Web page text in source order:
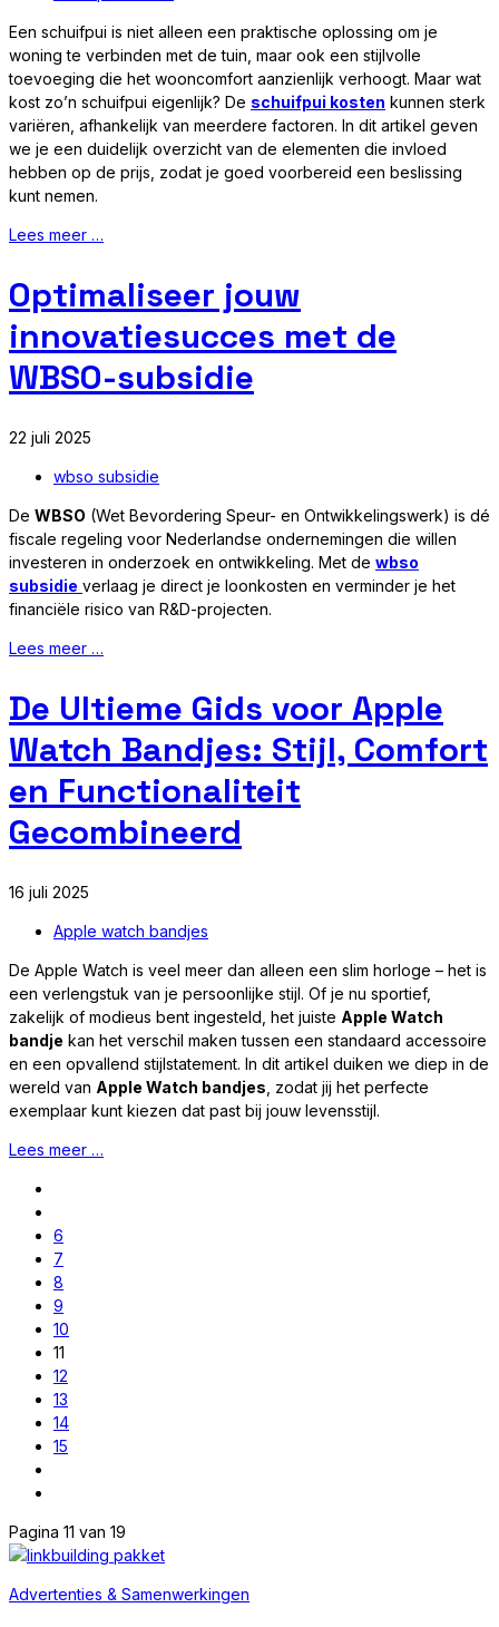
Een schuifpui is niet alleen een praktische oplossing om je
woning te verbinden met de tuin, maar ook een stijlvolle
toevoeging die het wooncomfort aanzienlijk verhoogt. Maar wat
kost zo’n schuifpui eigenlijk? De schuifpui kosten kunnen sterk
variëren, afhankelijk van meerdere factoren. In dit artikel geven
we je een duidelijk overzicht van de elementen die invloed
hebben op de prijs, zodat je goed voorbereid een beslissing
kunt nemen.
Lees meer …
Optimaliseer jouw
innovatiesucces met de
WBSO-subsidie
22 juli 2025
wbso subsidie
De WBSO (Wet Bevordering Speur- en Ontwikkelingswerk) is dé
fiscale regeling voor Nederlandse ondernemingen die willen
investeren in onderzoek en ontwikkeling. Met de wbso
subsidie verlaag je direct je loonkosten en verminder je het
financiële risico van R&D-projecten.
Lees meer …
De Ultieme Gids voor Apple
Watch Bandjes: Stijl, Comfort
en Functionaliteit
Gecombineerd
16 juli 2025
Apple watch bandjes
De Apple Watch is veel meer dan alleen een slim horloge – het is
een verlengstuk van je persoonlijke stijl. Of je nu sportief,
zakelijk of modieus bent ingesteld, het juiste Apple Watch
bandje kan het verschil maken tussen een standaard accessoire
en een opvallend stijlstatement. In dit artikel duiken we diep in de
wereld van Apple Watch bandjes , zodat jij het perfecte
exemplaar kunt kiezen dat past bij jouw levensstijl.
Lees meer …
6
7
8
9
10
11
12
13
14
15
Pagina 11 van 19
Advertenties & Samenwerkingen